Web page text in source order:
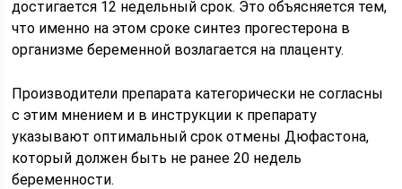
достигается 12 недельный срок. Это объясняется тем,
что именно на этом сроке синтез прогестерона в
организме беременной возлагается на плаценту.
Производители препарата категорически не согласны
с этим мнением и в инструкции к препарату
указывают оптимальный срок отмены Дюфастона,
который должен быть не ранее 20 недель
беременности.